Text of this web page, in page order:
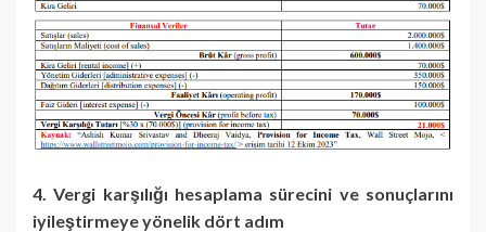
4. Vergi karşılığı hesaplama sürecini ve sonuçlarını
iyileştirmeye yönelik dört adım